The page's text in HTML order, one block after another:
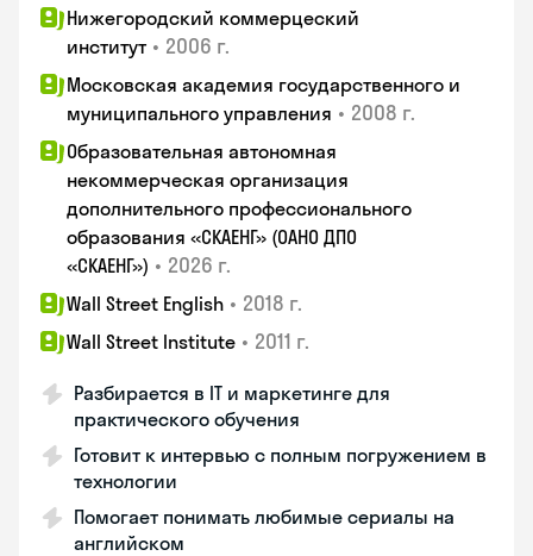
Нижегородский коммерцеский
институт • 2006 г.
Московская академия государственного и
муниципального управления • 2008 г.
Образовательная автономная
некоммерческая организация
дополнительного профессионального
образования «СКАЕНГ» (ОАНО ДПО
«СКАЕНГ») • 2026 г.
Wall Street English • 2018 г.
Wall Street Institute • 2011 г.
Разбирается в IT и маркетинге для
практического обучения
Готовит к интервью с полным погружением в
технологии
Помогает понимать любимые сериалы на
английском